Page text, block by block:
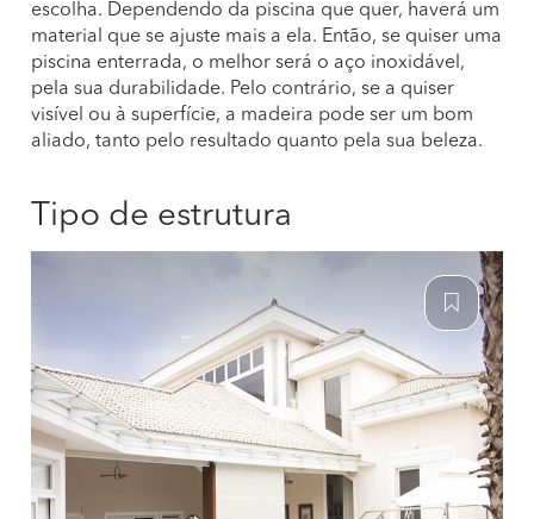
escolha. Dependendo da piscina que quer, haverá um
material que se ajuste mais a ela. Então, se quiser uma
piscina enterrada, o melhor será o aço inoxidável,
pela sua durabilidade. Pelo contrário, se a quiser
visível ou à superfície, a madeira pode ser um bom
aliado, tanto pelo resultado quanto pela sua beleza.
Tipo de estrutura